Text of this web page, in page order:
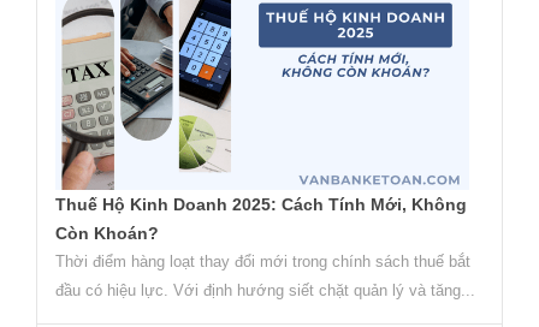
Thuế Hộ Kinh Doanh 2025: Cách Tính Mới, Không
Còn Khoán?
Thời điểm hàng loạt thay đổi mới trong chính sách thuế bắt
đầu có hiệu lực. Với định hướng siết chặt quản lý và tăng...